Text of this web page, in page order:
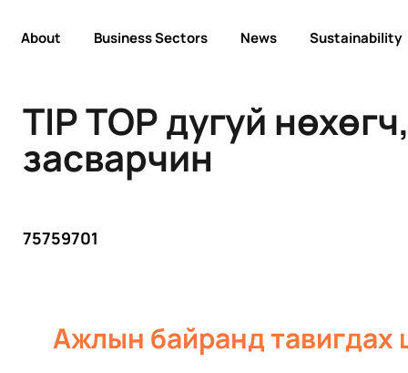
About Business Sectors News Sustainability
TIP TOP дугуй
засварчин
75759701
Ажлын байранд тавигдах